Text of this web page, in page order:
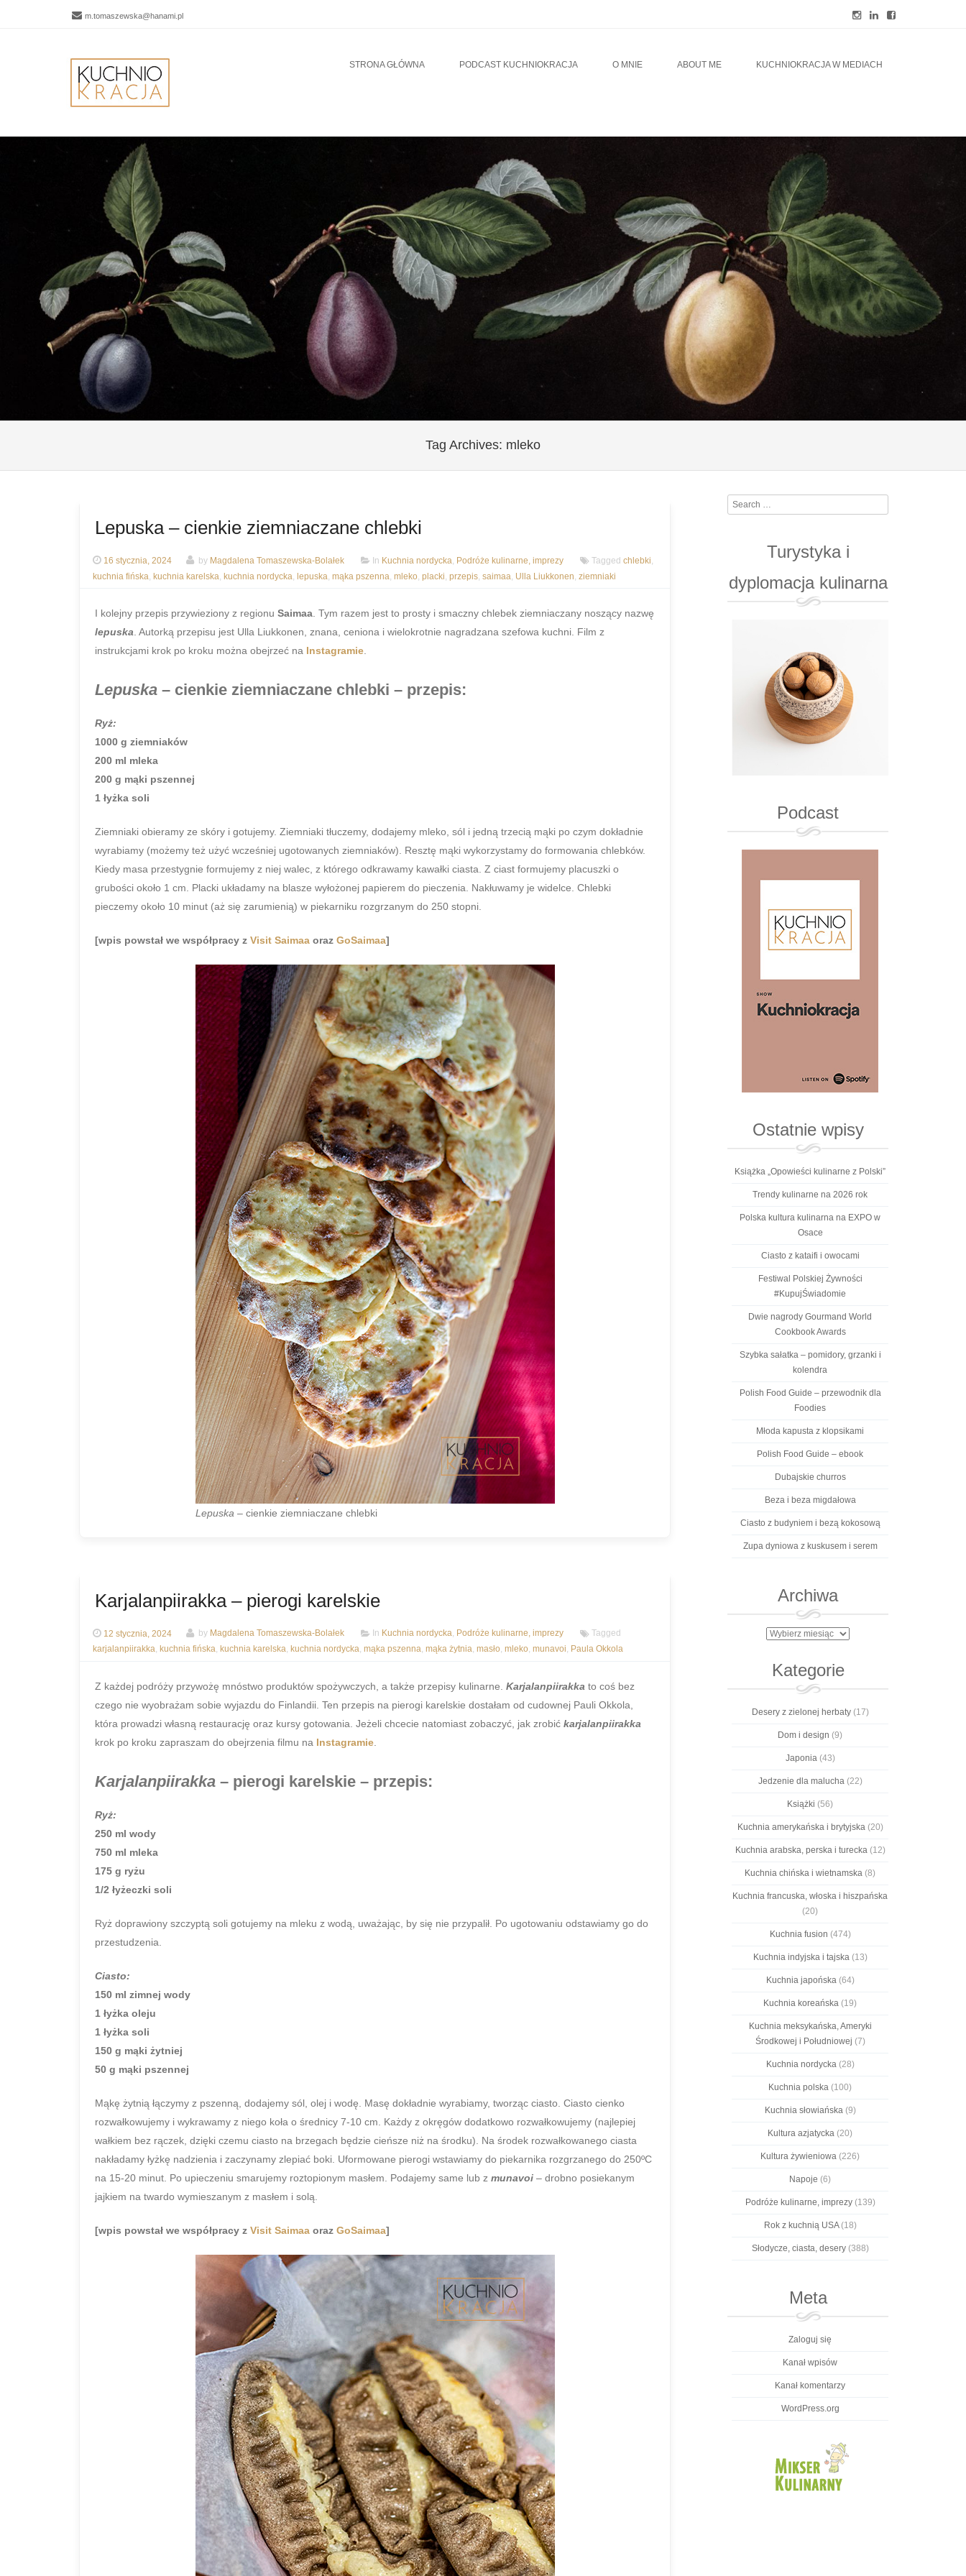
m.tomaszewska@hanami.pl
SKIP TO CONTENTSTRONA GŁÓWNA PODCAST KUCHNIOKRACJA O MNIE ABOUT ME KUCHNIOKRACJA W MEDIACH
Tag Archives: mleko
Lepuska – cienkie ziemniaczane chlebki
16 stycznia, 2024 by Magdalena Tomaszewska-Bolałek In Kuchnia nordycka, Podróże kulinarne, imprezy Tagged chlebki,
kuchnia fińska, kuchnia karelska, kuchnia nordycka, lepuska, mąka pszenna, mleko, placki, przepis, saimaa, Ulla Liukkonen, ziemniaki
I kolejny przepis przywieziony z regionu Saimaa . Tym razem jest to prosty i smaczny chlebek ziemniaczany noszący nazwę
lepuska . Autorką przepisu jest Ulla Liukkonen, znana, ceniona i wielokrotnie nagradzana szefowa kuchni. Film z
instrukcjami krok po kroku można obejrzeć na Instagramie
Lepuska – cienkie ziemniaczane chlebki – przepis:
Ryż:
1000 g ziemniaków
200 ml mleka
200 g mąki pszennej
1 łyżka soli
Ziemniaki obieramy ze skóry i gotujemy. Ziemniaki tłuczemy, dodajemy mleko, sól i jedną trzecią mąki po czym dokładnie
wyrabiamy (możemy też użyć wcześniej ugotowanych ziemniaków). Resztę mąki wykorzystamy do formowania chlebków.
Kiedy masa przestygnie formujemy z niej walec, z którego odkrawamy kawałki ciasta. Z ciast formujemy placuszki o
grubości około 1 cm. Placki układamy na blasze wyłożonej papierem do pieczenia. Nakłuwamy je widelce. Chlebki
pieczemy około 10 minut (aż się zarumienią) w piekarniku rozgrzanym do 250 stopni.
[wpis powstał we współpracy z Visit Saimaa oraz GoSaimaa]
Lepuska – cienkie ziemniaczane chlebki
Karjalanpiirakka – pierogi karelskie
12 stycznia, 2024 by Magdalena Tomaszewska-Bolałek In Kuchnia nordycka, Podróże kulinarne, imprezy
Tagged
karjalanpiirakka, kuchnia fińska, kuchnia karelska, kuchnia nordycka, mąka pszenna, mąka żytnia, masło, mleko, munavoi, Paula Okkola
Z każdej podróży przywożę mnóstwo produktów spożywczych, a także przepisy kulinarne. Karjalanpiirakka to coś bez
czego nie wyobrażam sobie wyjazdu do Finlandii. Ten przepis na pierogi karelskie dostałam od cudownej Pauli Okkola,
która prowadzi własną restaurację oraz kursy gotowania. Jeżeli chcecie natomiast zobaczyć, jak zrobić karjalanpiirakka
krok po kroku zapraszam do obejrzenia filmu na Instagramie
Karjalanpiirakka – pierogi karelskie – przepis:
Ryż:
250 ml wody
750 ml mleka
175 g ryżu
1/2 łyżeczki soli
Ryż doprawiony szczyptą soli gotujemy na mleku z wodą, uważając, by się nie przypalił. Po ugotowaniu odstawiamy go do
przestudzenia.
Ciasto:
150 ml zimnej wody
1 łyżka oleju
1 łyżka soli
150 g mąki żytniej
50 g mąki pszennej
Mąkę żytnią łączymy z pszenną, dodajemy sól, olej i wodę. Masę dokładnie wyrabiamy, tworząc ciasto. Ciasto cienko
rozwałkowujemy i wykrawamy z niego koła o średnicy 7-10 cm. Każdy z okręgów dodatkowo rozwałkowujemy (najlepiej
wałkiem bez rączek, dzięki czemu ciasto na brzegach będzie cieńsze niż na środku). Na środek rozwałkowanego ciasta
nakładamy łyżkę nadzienia i zaczynamy zlepiać boki. Uformowane pierogi wstawiamy do piekarnika rozgrzanego do 250ºC
na 15-20 minut. Po upieczeniu smarujemy roztopionym masłem. Podajemy same lub z munavoi – drobno posiekanym
jajkiem na twardo wymieszanym z masłem i solą.
[wpis powstał we współpracy z Visit Saimaa oraz GoSaimaa]
Search
Turystyka i
dyplomacja kulinarna
Podcast
Ostatnie wpisy
Książka „Opowieści kulinarne z Polski”
Trendy kulinarne na 2026 rok
Polska kultura kulinarna na EXPO w
Osace
Ciasto z kataifi i owocami
Festiwal Polskiej Żywności
#KupujŚwiadomie
Dwie nagrody Gourmand World
Cookbook Awards
Szybka sałatka – pomidory, grzanki i
kolendra
Polish Food Guide – przewodnik dla
Foodies
Młoda kapusta z klopsikami
Polish Food Guide – ebook
Dubajskie churros
Beza i beza migdałowa
Ciasto z budyniem i bezą kokosową
Zupa dyniowa z kuskusem i serem
Archiwa
Archiwa
Kategorie
Desery z zielonej herbaty(17)
Dom i design (9)
Japonia(43)
Jedzenie dla malucha(22)
Książki (56)
Kuchnia amerykańska i brytyjska(20)
Kuchnia arabska, perska i turecka(12)
Kuchnia chińska i wietnamska (8)
Kuchnia francuska, włoska i hiszpańska
(20)
Kuchnia fusion (474)
Kuchnia indyjska i tajska(13)
Kuchnia japońska(64)
Kuchnia koreańska (19)
Kuchnia meksykańska, Ameryki
Środkowej i Południowej (7)
Kuchnia nordycka(28)
Kuchnia polska (100)
Kuchnia słowiańska(9)
Kultura azjatycka (20)
Kultura żywieniowa (226)
Napoje (6)
Podróże kulinarne, imprezy(139)
Rok z kuchnią USA(18)
Słodycze, ciasta, desery(388)
Meta
Zaloguj się
Kanał wpisów
Kanał komentarzy
WordPress.org